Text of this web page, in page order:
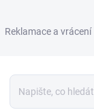
Reklamace a vrácení